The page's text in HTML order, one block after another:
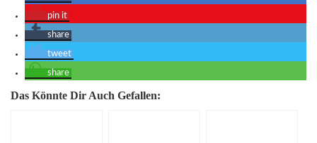
pin it
share
tweet
share
Das Könnte Dir Auch Gefallen: